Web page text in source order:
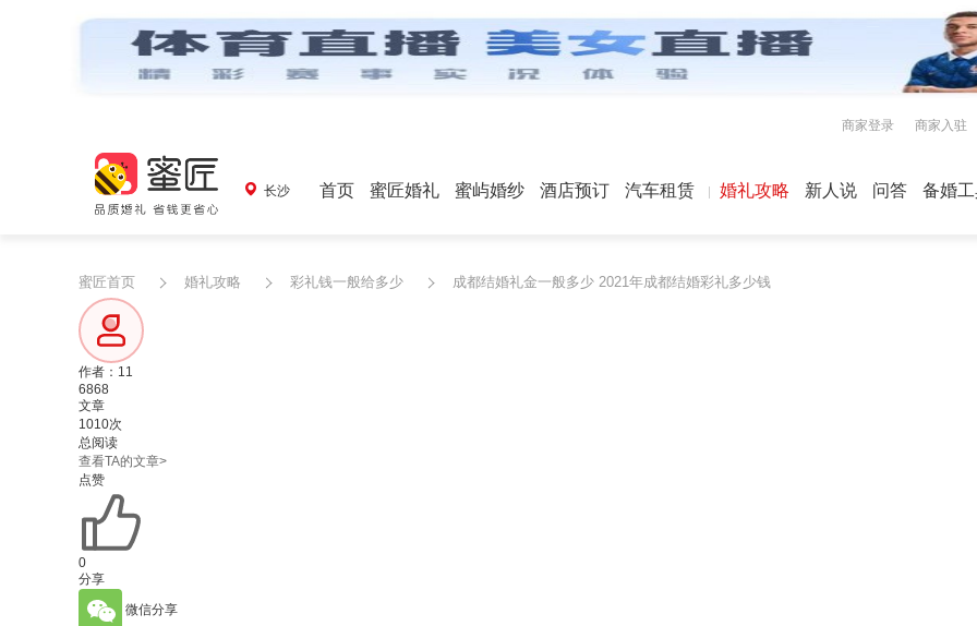
商家登录 商家入驻
长沙 首页 蜜匠婚礼 蜜屿婚纱 酒店预订 汽车租赁 婚礼攻略 新人说 问答 备婚
蜜匠首页 婚礼攻略 彩礼钱一般给多少 成都结婚礼金一般多少 2021年成都结婚彩礼多少钱
作者：11
6868
文章
1010次
总阅读
查看TA的文章>
点赞
0
分享
微信分享